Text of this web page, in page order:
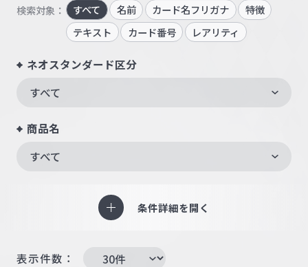
検索対象： すべて 名前 カード名フリガナ
特徴
テキスト
カード番号 レアリティ
ネオスタンダード区分
すべて
商品名
すべて
条件詳細を開く
表示件数：